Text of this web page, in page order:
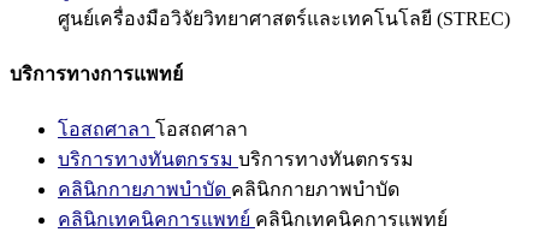
ศูนย์เครื่องมือวิจัยวิทยาศาสตร์และเทคโนโลยี (STREC)
บริการทางการแพทย์
โอสถศาลา โอสถศาลา
บริการทางทันตกรรม บริการทางทันตกรรม
คลินิกกายภาพบำบัด คลินิกกายภาพบำบัด
คลินิกเทคนิคการแพทย์ คลินิกเทคนิคการแพทย์